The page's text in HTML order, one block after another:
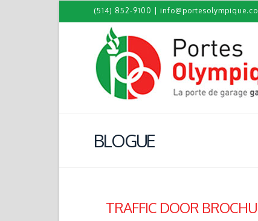
(514) 852-9100
BLOGUE
TRAFFIC DOOR